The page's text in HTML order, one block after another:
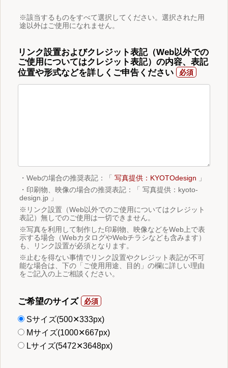
※該当するものをすべて選択してください。選択された用
途以外はご使用になれません。
リンク設置およびクレジット表記（Web以外での
ご使用についてはクレジット表記）の内容、表記
位置や形式などを詳しくご申告ください
・Webの場合の推奨表記：「 写真提供：KYOTOdesign 」
・印刷物、映像の場合の推奨表記：「 写真提供：kyoto-
design.jp 」
※リンク設置（Web以外でのご使用についてはクレジット
表記）無しでのご使用は一切できません。
※写真を利用して制作した印刷物、映像などをWeb上で表
示する場合（WebカタログやWebチラシなども含みます）
も、リンク設置が必須となります。
※止むを得ない事情でリンク設置やクレジット表記が不可
能な場合は、下の「ご使用用途、目的」の欄に詳しい理由
をご記入の上ご相談ください。
ご希望のサイズ
Sサイズ(500✕333px)
Mサイズ(1000✕667px)
Lサイズ(5472✕3648px)